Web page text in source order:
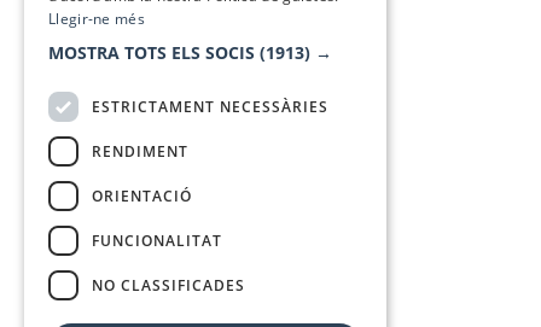
Llegir-ne més
MOSTRA TOTS ELS SOCIS (1913) →
ESTRICTAMENT NECESSÀRIES
RENDIMENT
ORIENTACIÓ
FUNCIONALITAT
NO CLASSIFICADES